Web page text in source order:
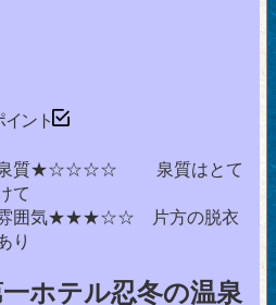
ント
質★☆☆☆☆ 泉質はとて
て
気★★★☆☆ 片方の脱衣
り
ホテル忍冬の温泉